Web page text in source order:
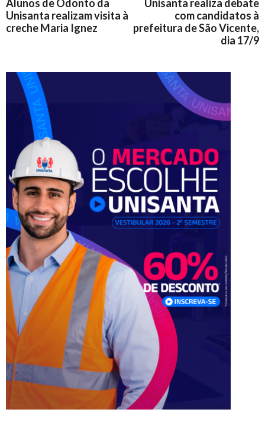
Alunos de Odonto da
Unisanta realizam visita à
creche Maria Ignez
Unisanta realiza debate
com candidatos à
prefeitura de São Vicente,
dia 17/9